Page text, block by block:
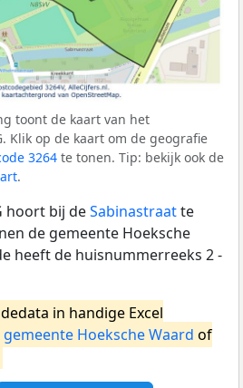
toont de kaart van het
Klik op de kaart om de geografie
3264 te tonen. Tip: bekijk ook de
.
hoort bij deSabinastraatte
de gemeente Hoeksche
heeft de huisnummerreeks 2 -
in handige Excel
gemeente Hoeksche Waard of